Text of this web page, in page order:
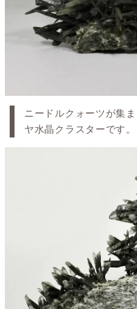
ニードルクォーツが集
ヤ水晶クラスターです。